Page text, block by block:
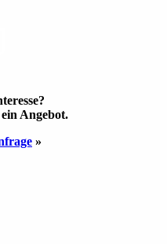
Ange­bot.
»